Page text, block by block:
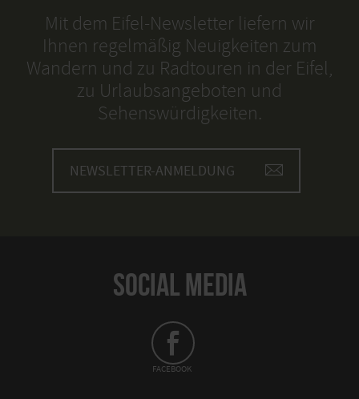
Mit dem Eifel-Newsletter liefern wir
Ihnen regelmäßig Neuigkeiten zum
Wandern und zu Radtouren in der Eifel,
zu Urlaubsangeboten und
Sehenswürdigkeiten.
NEWSLETTER-ANMELDUNG
SOCIAL MEDIA
FACEBOOK